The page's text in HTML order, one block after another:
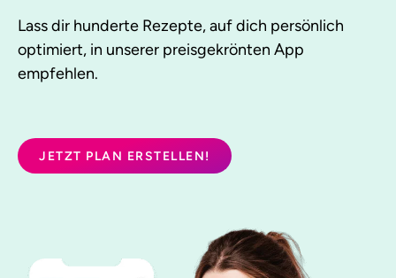
Lass dir hunderte Rezepte, auf dich persönlich
optimiert, in unserer preisgekrönten App
empfehlen.
JETZT PLAN ERSTELLEN!